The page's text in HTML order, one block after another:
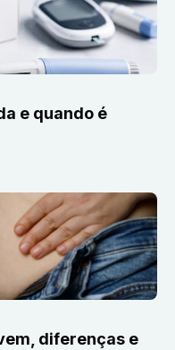
e quando é
diferenças e